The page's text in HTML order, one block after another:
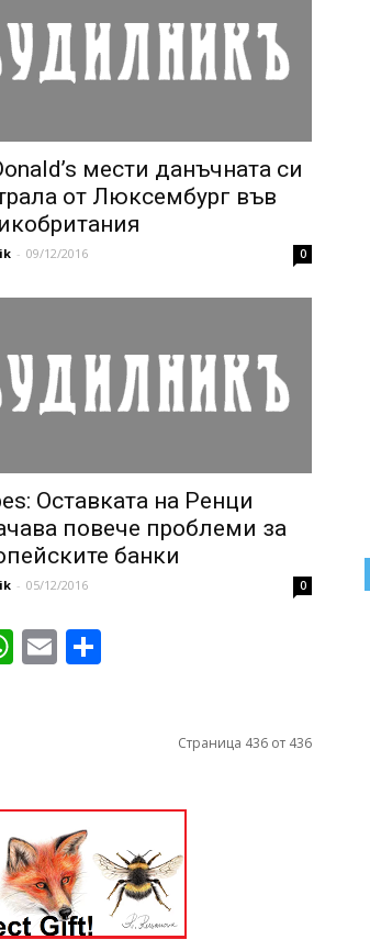
мести данъчната си
от Люксембург във
- 09/12/2016 0
Оставката на Ренци
повече проблеми за
банки
- 05/12/2016 0
WhatsApp
Email
Страница 436 от 436